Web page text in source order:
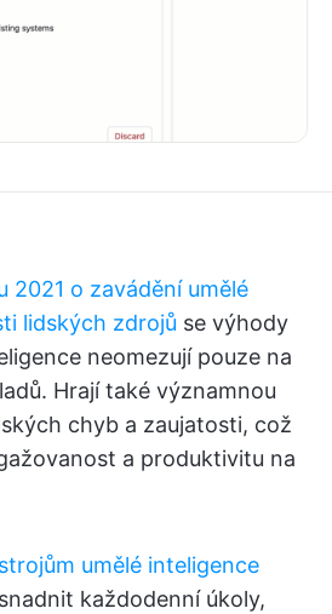
2021 o zavádění umělé
lidských zdrojů se výhody
neomezují pouze na
Hrají také významnou
chyb a zaujatosti, což
a produktivitu na
umělé inteligence
každodenní úkoly,